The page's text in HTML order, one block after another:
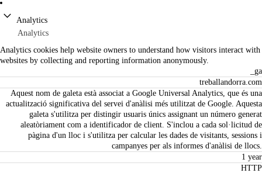
Analytics
Analytics
Analytics cookies help website owners to understand how visitors interact with
websites by collecting and reporting information anonymously.
_ga
treballandorra.com
Aquest nom de galeta està associat a Google Universal Analytics, que és una
actualització significativa del servei d'anàlisi més utilitzat de Google. Aquesta
galeta s'utilitza per distingir usuaris únics assignant un número generat
aleatòriament com a identificador de client. S'inclou a cada sol·licitud de
pàgina d'un lloc i s'utilitza per calcular les dades de visitants, sessions i
campanyes per als informes d'anàlisi de llocs.
1 year
HTTP